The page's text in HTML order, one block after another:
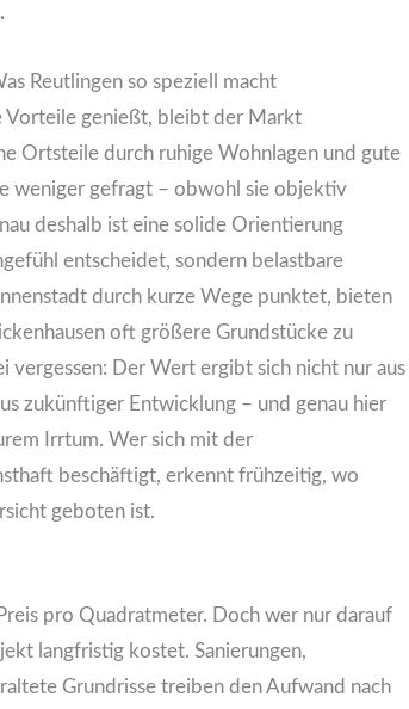
Reutlingen so speziell macht
Vorteile genießt, bleibt der Markt
Ortsteile durch ruhige Wohnlagen und gute
weniger gefragt – obwohl sie objektiv
deshalb ist eine solide Orientierung
entscheidet, sondern belastbare
durch kurze Wege punktet, bieten
oft größere Grundstücke zu
vergessen: Der Wert ergibt sich nicht nur aus
zukünftiger Entwicklung – und genau hier
Irrtum. Wer sich mit der
beschäftigt, erkennt frühzeitig, wo
geboten ist.
pro Quadratmeter. Doch wer nur darauf
langfristig kostet. Sanierungen,
Grundrisse treiben den Aufwand nach